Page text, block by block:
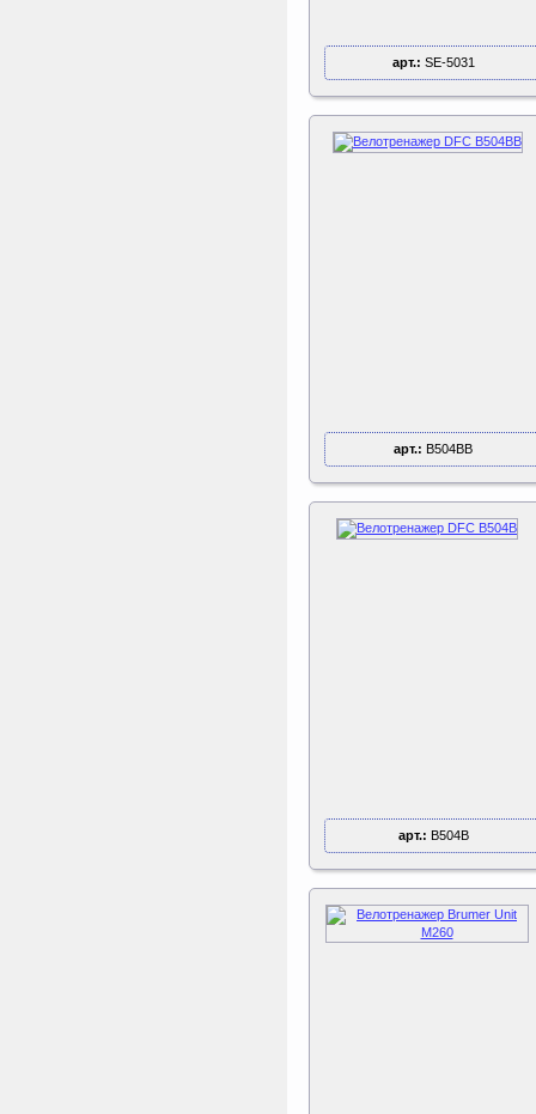
арт.: SE-5031
арт.: B504BB
арт.: B504B